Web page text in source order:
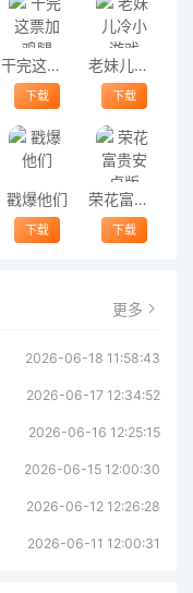
干完这票加鸡腿
下载
老妹儿冷小游戏
下载
戳爆他们
下载
荣花富贵安卓版
下载
更多
2026-06-18 11:58:43
2026-06-17 12:34:52
2026-06-16 12:25:15
2026-06-15 12:00:30
2026-06-12 12:26:28
2026-06-11 12:00:31